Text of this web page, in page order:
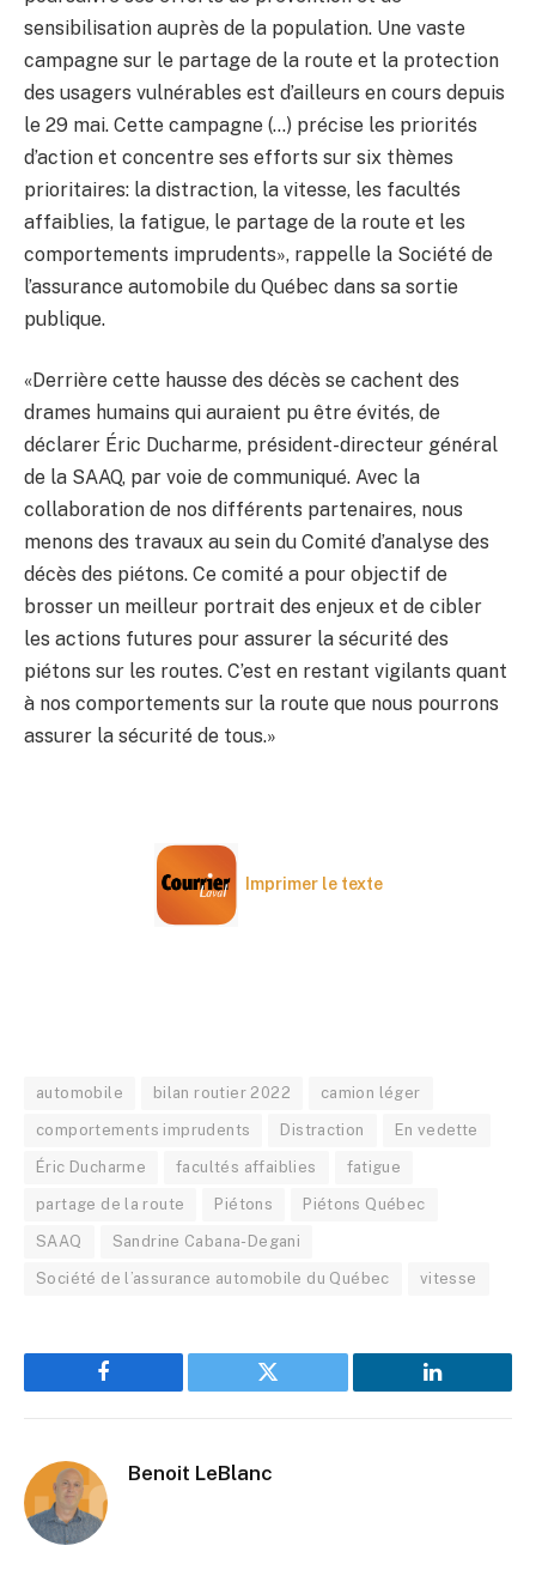
sensibilisation auprès de la population. Une vaste
campagne sur le partage de la route et la protection
des usagers vulnérables est d’ailleurs en cours depuis
le 29 mai. Cette campagne (…) précise les priorités
d’action et concentre ses efforts sur six thèmes
prioritaires: la distraction, la vitesse, les facultés
affaiblies, la fatigue, le partage de la route et les
comportements imprudents», rappelle la Société de
l’assurance automobile du Québec dans sa sortie
publique.
«Derrière cette hausse des décès se cachent des
drames humains qui auraient pu être évités, de
déclarer Éric Ducharme, président-directeur général
de la SAAQ, par voie de communiqué. Avec la
collaboration de nos différents partenaires, nous
menons des travaux au sein du Comité d’analyse des
décès des piétons. Ce comité a pour objectif de
brosser un meilleur portrait des enjeux et de cibler
les actions futures pour assurer la sécurité des
piétons sur les routes. C’est en restant vigilants quant
à nos comportements sur la route que nous pourrons
assurer la sécurité de tous.»
Imprimer le texte
automobile bilan routier 2022 camion léger
comportements imprudents Distraction En vedette
Éric Ducharme facultés affaiblies fatigue
partage de la route Piétons Piétons Québec
SAAQ Sandrine Cabana-Degani
Société de l’assurance automobile du Québec vitesse
Facebook Twitter LinkedIn
Benoit LeBlanc